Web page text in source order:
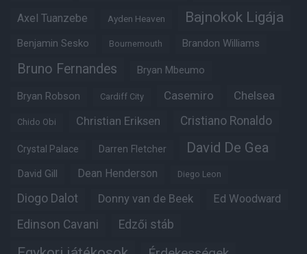
Axel Tuanzebe Ayden Heaven Bajnokok Ligája
Benjamin Sesko Bournemouth Brandon Williams
Bruno Fernandes Bryan Mbeumo
Bryan Robson Cardiff City Casemiro Chelsea
Chido Obi Christian Eriksen Cristiano Ronaldo
Crystal Palace Darren Fletcher David De Gea
David Gill Dean Henderson Diego Leon
Diogo Dalot Donny van de Beek Ed Woodward
Edinson Cavani Edzői stáb